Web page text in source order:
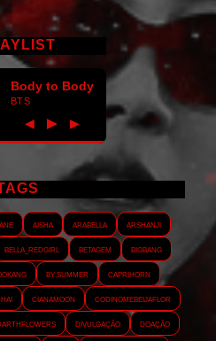
Body to Body
BTS
◀ ► ▶
Aisha Arabella
Arshanji
Bella_RedGirl Betagem
Bigbang
By.summer
Caprihorn
Cianamoon
Codinomebeijaflor
Divulgação Doação